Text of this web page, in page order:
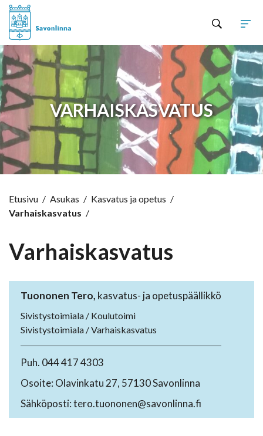
VARHAISKASVATUS
Etusivu / Asukas / Kasvatus ja opetus /
Varhaiskasvatus /
Varhaiskasvatus
Tuononen Tero, kasvatus- ja opetuspäällikkö
Sivistystoimiala / Koulutoimi
Sivistystoimiala / Varhaiskasvatus
Puh. 044 417 4303
Osoite: Olavinkatu 27, 57130 Savonlinna
Sähköposti: tero.tuononen@savonlinna.fi